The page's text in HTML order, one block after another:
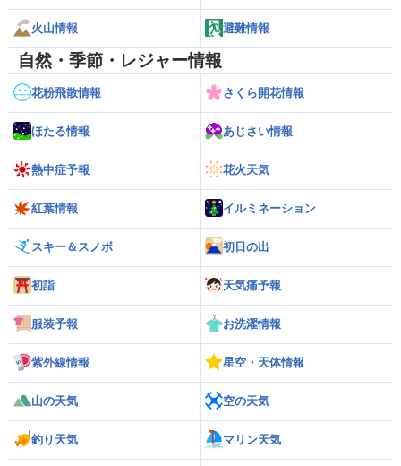
火山情報 避難情報
自然・季節・レジャー情報
花粉飛散情報 さくら開花情報
ほたる情報 あじさい情報
熱中症予報 花火天気
紅葉情報 イルミネーション
スキー＆スノボ 初日の出
初詣 天気痛予報
服装予報 お洗濯情報
紫外線情報 星空・天体情報
山の天気 空の天気
釣り天気 マリン天気